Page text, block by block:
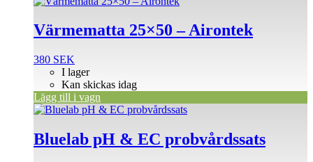
Värmematta 25×50 – Airontek
380 SEK
I lager
Kan skickas idag
Lägg till i vagn
Bluelab pH & EC probvårdssats